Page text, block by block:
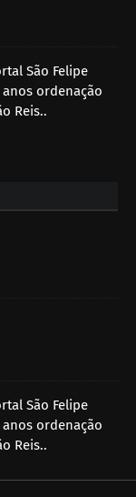
São Felipe
ordenação
Reis..
São Felipe
ordenação
Reis..